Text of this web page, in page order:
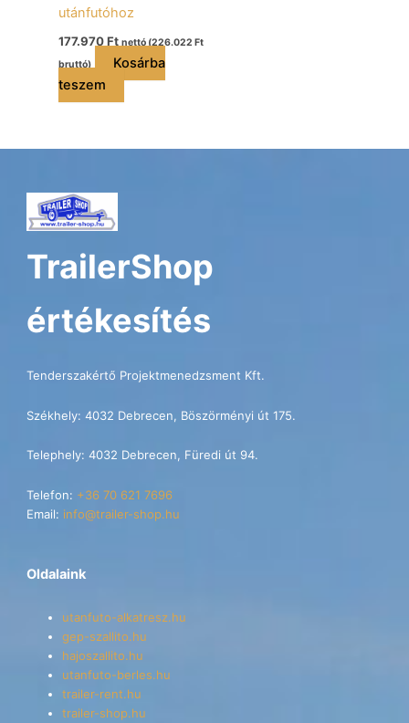
utánfutóhoz
177.970Ft nettó (226.022 Ft
bruttó)
Kosárba
teszem
TrailerShop
értékesítés
Tenderszakértő Projektmenedzsment Kft.
Székhely: 4032 Debrecen, Böszörményi út 175.
Telephely: 4032 Debrecen, Füredi út 94.
Telefon: +36 70 621 7696
Email: info@trailer-shop.hu
Oldalaink
utanfuto-alkatresz.hu
gep-szallito.hu
hajoszallito.hu
utanfuto-berles.hu
trailer-rent.hu
trailer-shop.hu